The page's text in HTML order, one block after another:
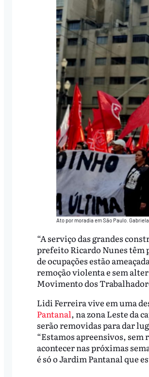
Ato por moradia em São Paulo.
“A serviço das grandes
prefeito Ricardo Nunes têm
de ocupações estão
remoção violenta e sem
Movimento dos
Lidi Ferreira vive em uma
Pantanal, na zona Leste da
serão removidas para dar
“Estamos apreensivos, sem
acontecer nas próximas
é só o Jardim Pantanal que